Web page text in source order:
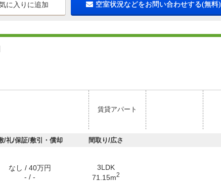
に入りに追加 空室状況などをお問い合わせする(無料)
賃貸アパート
/礼/保証/敷引・償却 間取り/広さ
なし / 40万円
- / -
3LDK
71.15m2